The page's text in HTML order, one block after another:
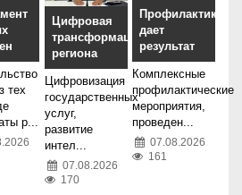
тех
р...
Цифровая
трансформация
региона
Цифровизация
государственных
услуг,
развитие
интел...
07.08.2026
170
Профилактика
дает
результат
Комплексные
профилактические
мероприятия,
проведен...
07.08.2026
161